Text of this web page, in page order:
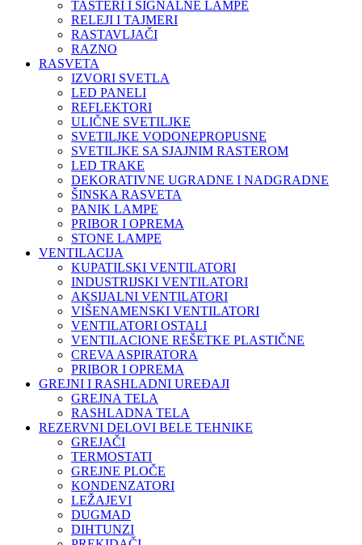
TASTERI I SIGNALNE LAMPE
RELEJI I TAJMERI
RASTAVLJAČI
RAZNO
RASVETA
IZVORI SVETLA
LED PANELI
REFLEKTORI
ULIČNE SVETILJKE
SVETILJKE VODONEPROPUSNE
SVETILJKE SA SJAJNIM RASTEROM
LED TRAKE
DEKORATIVNE UGRADNE I NADGRADNE
ŠINSKA RASVETA
PANIK LAMPE
PRIBOR I OPREMA
STONE LAMPE
VENTILACIJA
KUPATILSKI VENTILATORI
INDUSTRIJSKI VENTILATORI
AKSIJALNI VENTILATORI
VIŠENAMENSKI VENTILATORI
VENTILATORI OSTALI
VENTILACIONE REŠETKE PLASTIČNE
CREVA ASPIRATORA
PRIBOR I OPREMA
GREJNI I RASHLADNI UREĐAJI
GREJNA TELA
RASHLADNA TELA
REZERVNI DELOVI BELE TEHNIKE
GREJAČI
TERMOSTATI
GREJNE PLOČE
KONDENZATORI
LEŽAJEVI
DUGMAD
DIHTUNZI